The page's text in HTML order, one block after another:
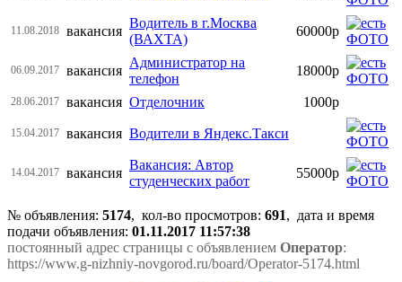
11.08.2018 вакансия
Водитель в г.Москва
(ВАХТА)
60000р
06.09.2017 вакансия
Администратор на
телефон
18000р
28.06.2017 вакансия Отделочник 1000р
15.04.2017 вакансия Водители в Яндекс.Такси
14.04.2017 вакансия
Вакансия: Автор
студенческих работ
55000р
№ объявления: 5174, кол-во просмотров: 691, дата и время
подачи объявления: 01.11.2017 11:57:38
постоянный адрес страницы с объявлением Оператор:
https://www.g-nizhniy-novgorod.ru/board/Operator-5174.html